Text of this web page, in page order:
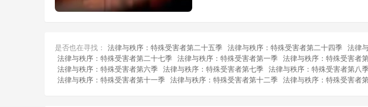
是否也在寻找： 法律与秩序：特殊受害者第二十五季 法律与秩序：特殊受害者第二十四季 法律
法律与秩序：特殊受害者第二十七季
法律与秩序：特殊受害者第一季 法律与秩序：特殊受害者
法律与秩序：特殊受害者第六季
法律与秩序：特殊受害者第七季 法律与秩序：特殊受害者第八
法律与秩序：特殊受害者第十一季
法律与秩序：特殊受害者第十二季 法律与秩序：特殊受害者